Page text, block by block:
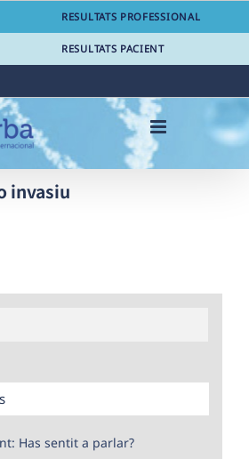
RESULTATS PROFESSIONAL
RESULTATS PACIENT
invasiu
Has sentit a parlar?